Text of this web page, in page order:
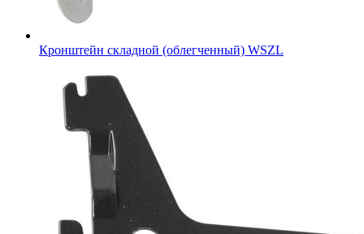
Кронштейн складной (облегченный) WSZL